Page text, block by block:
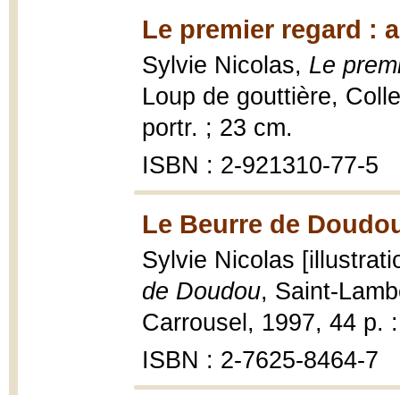
Le premier regard :
Sylvie Nicolas, Le
Loup de gouttière,
portr. ; 23 cm.
ISBN : 2-921310-77-5
Le Beurre de
Sylvie Nicolas
de Doudou, Saint-
Carrousel, 1997, 44 p.
ISBN : 2-7625-8464-7